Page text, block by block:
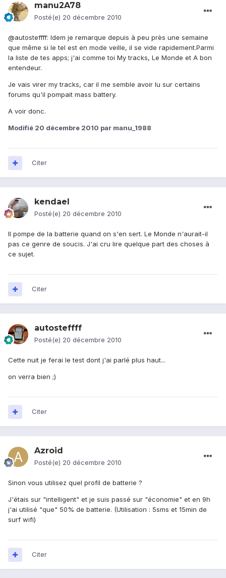
manu2A78
Posté(e) 20 décembre 2010
@autosteffff: Idem je remarque depuis à peu près une semaine
que même si le tel est en mode veille, il se vide rapidement.Parmi
la liste de tes apps; j'ai comme toi My tracks, Le Monde et A bon
entendeur.
Je vais virer my tracks, car il me semble avoir lu sur certains
forums qu'il pompait mass battery.
A voir donc.
Modifié 20 décembre 2010 par manu_1988
Citer
kendael
Posté(e) 20 décembre 2010
Il pompe de la batterie quand on s'en sert. Le Monde n'aurait-il
pas ce genre de soucis. J'ai cru lire quelque part des choses à
ce sujet.
Citer
autosteffff
Posté(e) 20 décembre 2010
Cette nuit je ferai le test dont j'ai parlé plus haut...
on verra bien ;)
Citer
Azroid
Posté(e) 20 décembre 2010
Sinon vous utilisez quel profil de batterie ?
J'étais sur "intelligent" et je suis passé sur "économie" et en 9h
j'ai utilisé "que" 50% de batterie. (Utilisation : 5sms et 15min de
surf wifi)
Citer